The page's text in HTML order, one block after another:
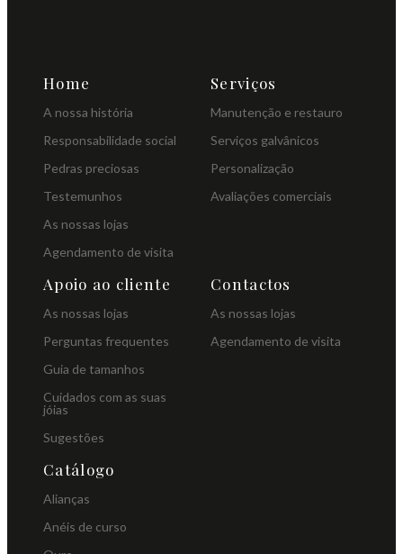
Home
A nossa história
Responsabilidade social
Pedras preciosas
Testemunhos
As nossas lojas
Agendamento de visita
Serviços
Manutenção e restauro
Serviços galvânicos
Personalização
Avaliações comerciais
Apoio ao cliente
As nossas lojas
Perguntas frequentes
Guia de tamanhos
Cuidados com as suas
jóias
Sugestões
Contactos
As nossas lojas
Agendamento de visita
Catálogo
Alianças
Anéis de curso